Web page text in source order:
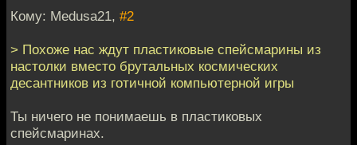
Кому: Medusa21, #2
> Похоже нас ждут пластиковые спейсмарины из
настолки вместо брутальных космических
десантников из готичной компьютерной игры
Ты ничего не понимаешь в пластиковых
спейсмаринах.